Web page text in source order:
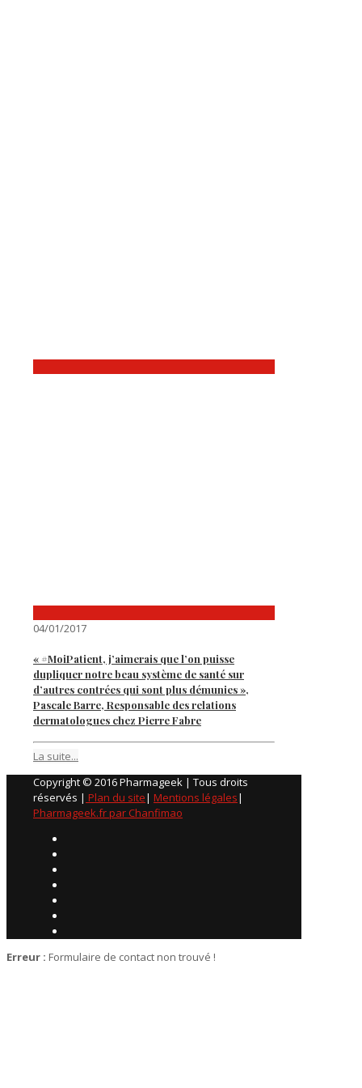
04/01/2017
« #MoiPatient, j’aimerais que l’on puisse
dupliquer notre beau système de santé sur
d’autres contrées qui sont plus démunies »,
Pascale Barre, Responsable des relations
dermatologues chez Pierre Fabre
La suite...
Copyright © 2016 Pharmageek | Tous droits
réservés | Plan du site| Mentions légales|
Pharmageek.fr par Chanfimao
Erreur : Formulaire de contact non trouvé !